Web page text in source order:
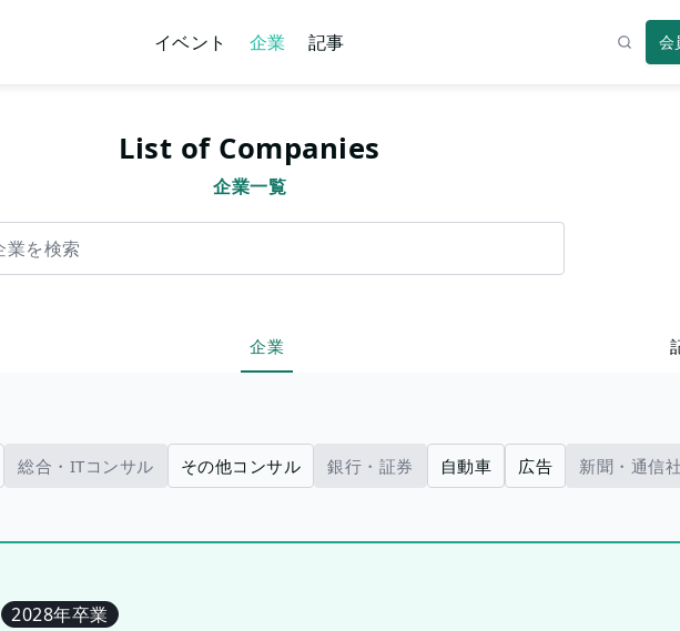
イベント 企業 記事 会
List of Companies
企業一覧
企業
総合・ITコンサル その他コンサル 銀行・証券 自動車 広告 新聞・通信社
2028年卒業